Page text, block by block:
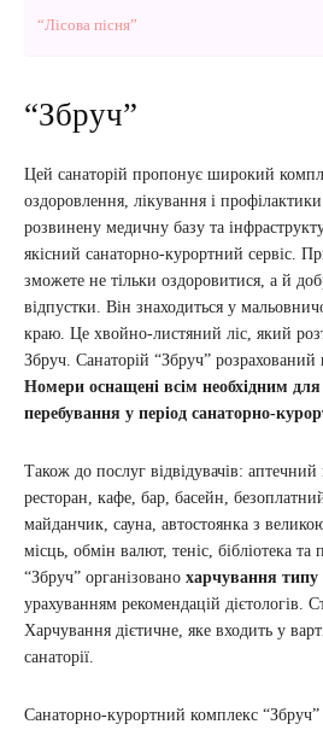
“Лісова пісня”
“Збруч”
Цей санаторій пропонує широкий
оздоровлення, лікування і
розвинену медичну базу та
якісний санаторно-курортний сервіс.
зможете не тільки оздоровитися, а й
відпустки. Він знаходиться у
краю. Це хвойно-листяний ліс, який
Збруч. Санаторій “Збруч” розрахований
Номери оснащені всім необхідним
перебування у період санаторно-
Також до послуг відвідувачів: аптечний
ресторан, кафе, бар, басейн,
майданчик, сауна, автостоянка з
місць, обмін валют, теніс, бібліотека та
“Збруч” організовано харчування типу
урахуванням рекомендацій дієтологів.
Харчування дієтичне, яке входить у
санаторії.
Санаторно-курортний комплекс